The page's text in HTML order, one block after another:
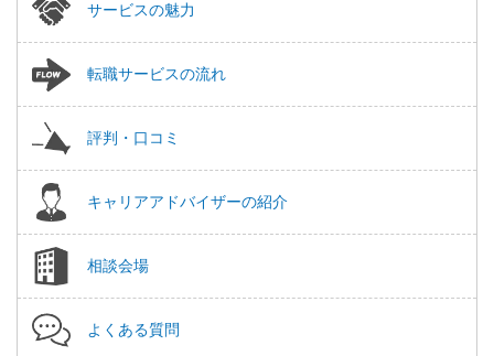
サービスの魅力
転職サービスの流れ
評判・口コミ
キャリアアドバイザーの紹介
相談会場
よくある質問